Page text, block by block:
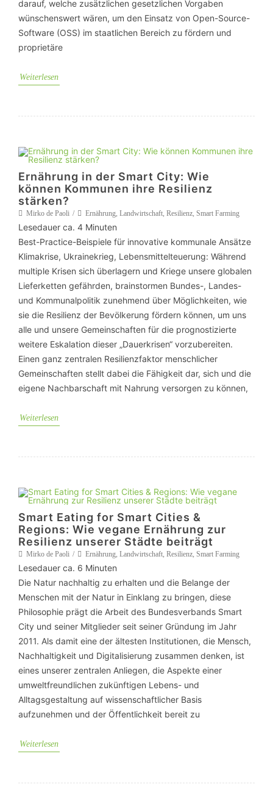
darauf, welche zusätzlichen gesetzlichen Vorgaben
wünschenswert wären, um den Einsatz von Open-Source-
Software (OSS) im staatlichen Bereich zu fördern und
proprietäre
Weiterlesen
Ernährung in der Smart City: Wie
können Kommunen ihre Resilienz
stärken?
Mirko de Paoli Ernährung, Landwirtschaft, Resilienz, Smart Farming
Lesedauer ca. 4 Minuten
Best-Practice-Beispiele für innovative kommunale Ansätze
Klimakrise, Ukrainekrieg, Lebensmittelteuerung: Während
multiple Krisen sich überlagern und Kriege unsere globalen
Lieferketten gefährden, brainstormen Bundes-, Landes-
und Kommunalpolitik zunehmend über Möglichkeiten, wie
sie die Resilienz der Bevölkerung fördern können, um uns
alle und unsere Gemeinschaften für die prognostizierte
weitere Eskalation dieser „Dauerkrisen“ vorzubereiten.
Einen ganz zentralen Resilienzfaktor menschlicher
Gemeinschaften stellt dabei die Fähigkeit dar, sich und die
eigene Nachbarschaft mit Nahrung versorgen zu können,
Weiterlesen
Smart Eating for Smart Cities &
Regions: Wie vegane Ernährung zur
Resilienz unserer Städte beiträgt
Mirko de Paoli Ernährung, Landwirtschaft, Resilienz, Smart Farming
Lesedauer ca. 6 Minuten
Die Natur nachhaltig zu erhalten und die Belange der
Menschen mit der Natur in Einklang zu bringen, diese
Philosophie prägt die Arbeit des Bundesverbands Smart
City und seiner Mitglieder seit seiner Gründung im Jahr
2011. Als damit eine der ältesten Institutionen, die Mensch,
Nachhaltigkeit und Digitalisierung zusammen denken, ist
eines unserer zentralen Anliegen, die Aspekte einer
umweltfreundlichen zukünftigen Lebens- und
Alltagsgestaltung auf wissenschaftlicher Basis
aufzunehmen und der Öffentlichkeit bereit zu
Weiterlesen